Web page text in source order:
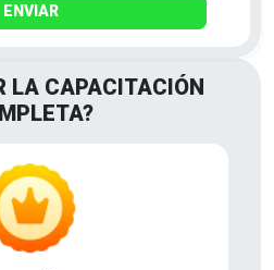
ENVIAR
LA CAPACITACIÓN